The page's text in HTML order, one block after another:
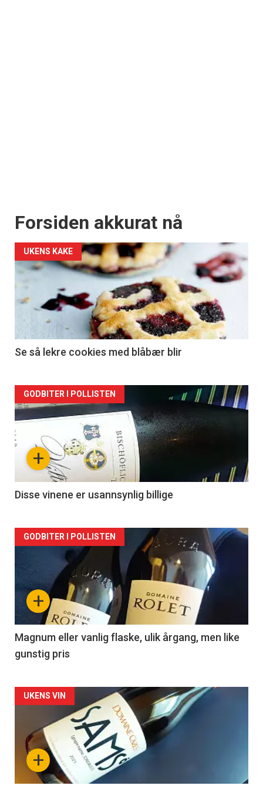
Forsiden akkurat nå
UKENS KAKE
Se så lekre cookies med blåbær blir
Forsiden
akkurat
nå
2
+
GODBITER I POLLISTEN
Disse vinene er usannsynlig billige
Forsiden
akkurat
nå
3
+
GODBITER I POLLISTEN
Magnum eller vanlig flaske, ulik årgang, men like
gunstig pris
Forsiden
akkurat
nå+
UKENS VIN